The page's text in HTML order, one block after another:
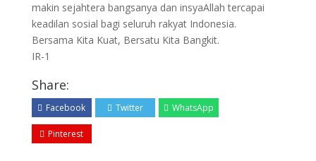
makin sejahtera bangsanya dan insyaAllah tercapai
keadilan sosial bagi seluruh rakyat Indonesia.
Bersama Kita Kuat, Bersatu Kita Bangkit.
IR-1
Share:
Facebook Twitter WhatsApp
Pinterest